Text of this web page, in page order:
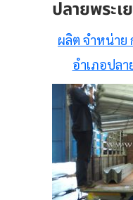
ปลายพระเ
ผลิต จำหน่าย
อำเภอปลา